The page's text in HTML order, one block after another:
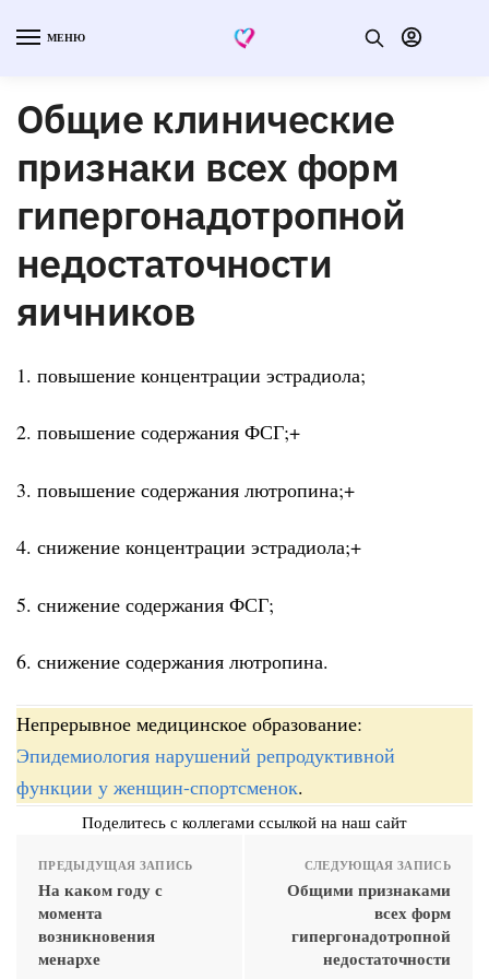
МЕНЮ
Общие клинические
признаки всех форм
гипергонадотропной
недостаточности
яичников
1. повышение концентрации эстрадиола;
2. повышение содержания ФСГ;+
3. повышение содержания лютропина;+
4. снижение концентрации эстрадиола;+
5. снижение содержания ФСГ;
6. снижение содержания лютропина.
Непрерывное медицинское образование:
Эпидемиология нарушений репродуктивной
функции у женщин-спортсменок.
Поделитесь с коллегами ссылкой на наш сайт
ПРЕДЫДУЩАЯ ЗАПИСЬ
На каком году с
момента
возникновения
менархе
СЛЕДУЮЩАЯ ЗАПИСЬ
Общими признаками
всех форм
гипергонадотропной
недостаточности